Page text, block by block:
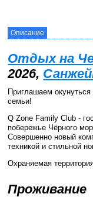
Описание
Отдых на
2026,
Приглашаем
семьи!
Q Zone Family Club -
побережье Чёрного
Совершенно новый
техникой и стильной
Охраняемая
Проживание